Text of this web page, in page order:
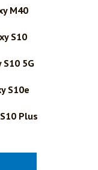
M40
S10
5G
S10e
Plus